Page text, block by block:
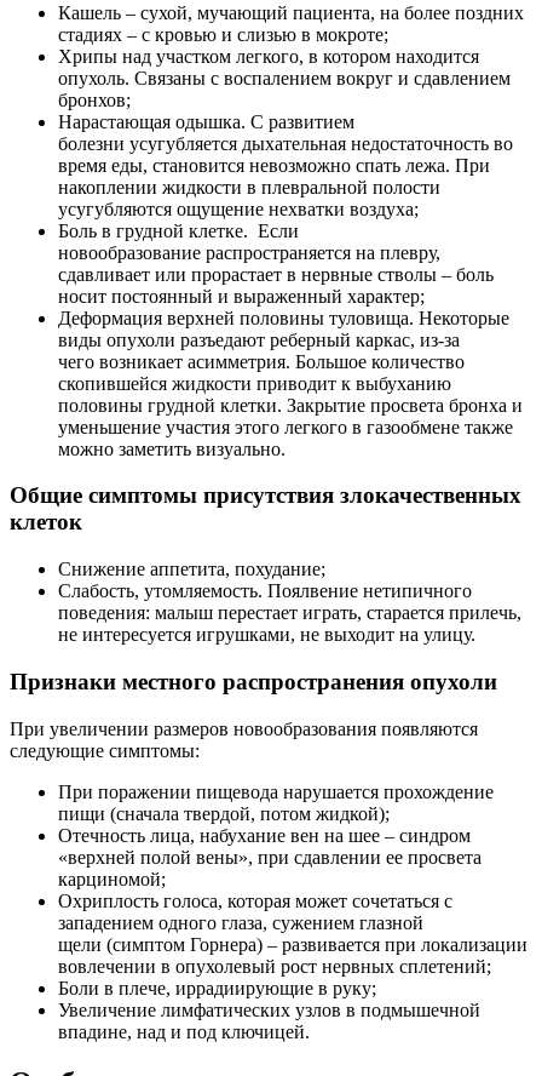
Кашель – сухой, мучающий пациента, на более поздних
стадиях – с кровью и слизью в мокроте;
Хрипы над участком легкого, в котором находится
опухоль. Связаны с воспалением вокруг и сдавлением
бронхов;
Нарастающая одышка. С развитием
болезни усугубляется дыхательная недостаточность во
время еды, становится невозможно спать лежа. При
накоплении жидкости в плевральной полости
усугубляются ощущение нехватки воздуха;
Боль в грудной клетке. Если
новообразование распространяется на плевру,
сдавливает или прорастает в нервные стволы – боль
носит постоянный и выраженный характер;
Деформация верхней половины туловища. Некоторые
виды опухоли разъедают реберный каркас, из-за
чего возникает асимметрия. Большое количество
скопившейся жидкости приводит к выбуханию
половины грудной клетки. Закрытие просвета бронха и
уменьшение участия этого легкого в газообмене также
можно заметить визуально.
Общие симптомы присутствия злокачественных
клеток
Снижение аппетита, похудание;
Слабость, утомляемость. Поялвение нетипичного
поведения: малыш перестает играть, старается прилечь,
не интересуется игрушками, не выходит на улицу.
Признаки местного распространения опухоли
При увеличении размеров новообразования появляются
следующие симптомы:
При поражении пищевода нарушается прохождение
пищи (сначала твердой, потом жидкой);
Отечность лица, набухание вен на шее – синдром
«верхней полой вены», при сдавлении ее просвета
карциномой;
Охриплость голоса, которая может сочетаться с
западением одного глаза, сужением глазной
щели (симптом Горнера) – развивается при локализации
вовлечении в опухолевый рост нервных сплетений;
Боли в плече, иррадиирующие в руку;
Увеличение лимфатических узлов в подмышечной
впадине, над и под ключицей.